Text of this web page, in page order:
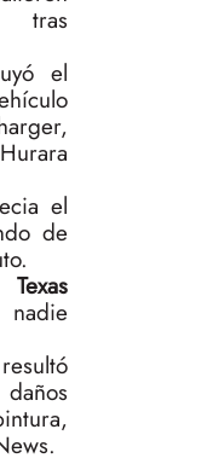
tras
el
el
de
Texas